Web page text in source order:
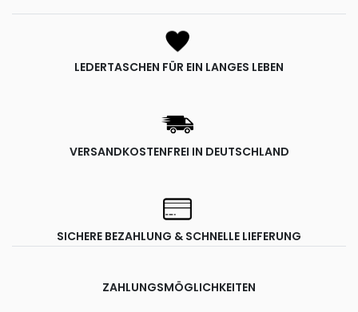
LEDERTASCHEN FÜR EIN LANGES LEBEN
VERSANDKOSTENFREI IN DEUTSCHLAND
SICHERE BEZAHLUNG & SCHNELLE LIEFERUNG
ZAHLUNGSMÖGLICHKEITEN